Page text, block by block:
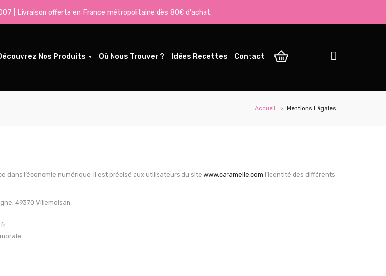
| Livraison offerte en France métropolitaine dès 80€ d'achat.
Nos Produits Où Nous Trouver ? Idées Recettes Contact
Accueil Mentions Légales
dans l’économie numérique, il est précisé aux utilisateurs du site www.caramelie.com l’identité des différents
49370 Villemoisan